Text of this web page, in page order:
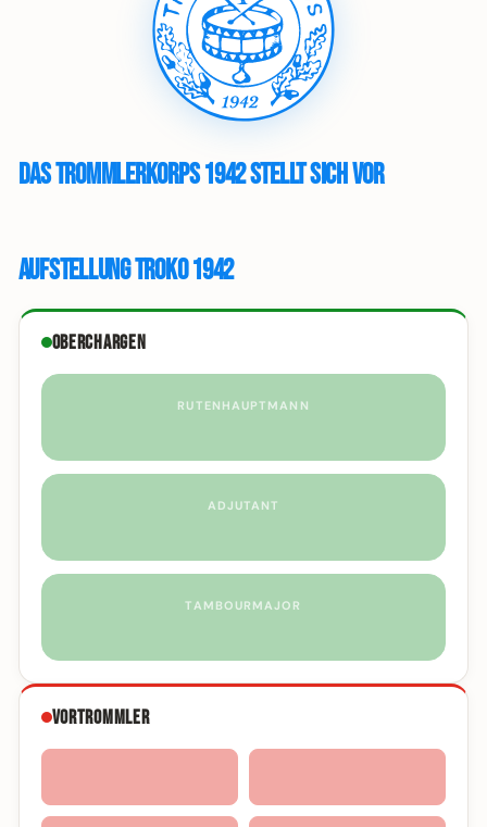
Das Trommlerkorps 1942 stellt sich vor
Aufstellung Troko 1942
Oberchargen
RUTENHAUPTMANN
ADJUTANT
TAMBOURMAJOR
Vortrommler